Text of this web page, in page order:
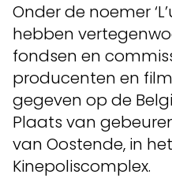
Onder de noemer
hebben
fondsen en
producenten en
gegeven op de
Plaats van
van Oostende, in
Kinepoliscomplex.